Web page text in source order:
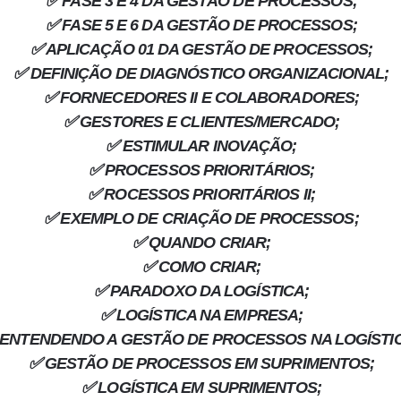
✅ FASE 5 E 6 DA GESTÃO DE PROCESSOS;
✅ APLICAÇÃO 01 DA GESTÃO DE PROCESSOS;
✅ DEFINIÇÃO DE DIAGNÓSTICO ORGANIZACIONAL;
✅ FORNECEDORES II E COLABORADORES;
✅ GESTORES E CLIENTES/MERCADO;
✅ ESTIMULAR INOVAÇÃO;
✅ PROCESSOS PRIORITÁRIOS;
✅ ROCESSOS PRIORITÁRIOS II;
✅ EXEMPLO DE CRIAÇÃO DE PROCESSOS;
✅ QUANDO CRIAR;
✅ COMO CRIAR;
✅ PARADOXO DA LOGÍSTICA;
✅ LOGÍSTICA NA EMPRESA;
A GESTÃO DE PROCESSOS NA
✅ GESTÃO DE PROCESSOS EM SUPRIMENTOS;
✅ LOGÍSTICA EM SUPRIMENTOS;